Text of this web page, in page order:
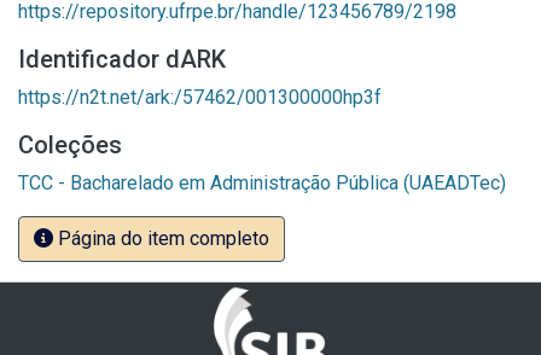
https://repository.ufrpe.br/handle/123456789/2198
Identificador dARK
https://n2t.net/ark:/57462/001300000hp3f
Coleções
TCC - Bacharelado em Administração Pública (UAEADTec)
Página do item completo